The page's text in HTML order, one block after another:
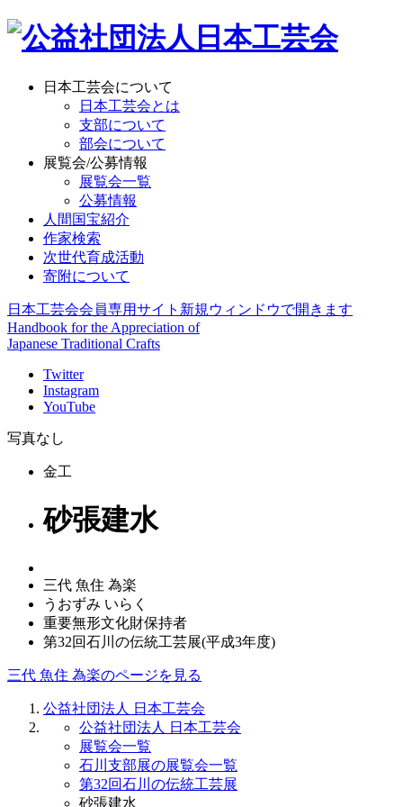
日本工芸会について
日本工芸会とは
支部について
部会について
展覧会/公募情報
展覧会一覧
公募情報
人間国宝紹介
作家検索
次世代育成活動
寄附について
日本工芸会会員専用サイト 新規ウィンドウで開きます
Handbook for the Appreciation of
Japanese Traditional Crafts
Twitter
Instagram
YouTube
写真なし
金工
砂張建水
三代 魚住 為楽
うおずみ いらく
重要無形文化財保持者
第32回石川の伝統工芸展(平成3年度)
三代 魚住 為楽のページを見る
公益社団法人 日本工芸会
公益社団法人 日本工芸会
展覧会一覧
石川支部展の展覧会一覧
第32回石川の伝統工芸展
砂張建水